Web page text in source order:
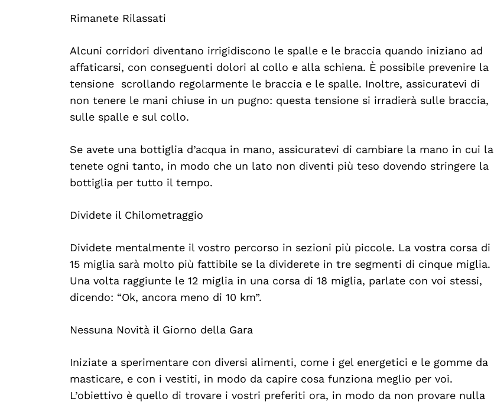
Rimanete Rilassati
Alcuni corridori diventano irrigidiscono le spalle e le braccia quando iniziano ad
affaticarsi, con conseguenti dolori al collo e alla schiena. È possibile prevenire la
tensione scrollando regolarmente le braccia e le spalle. Inoltre, assicuratevi di
non tenere le mani chiuse in un pugno: questa tensione si irradierà sulle braccia,
sulle spalle e sul collo.
Se avete una bottiglia d’acqua in mano, assicuratevi di cambiare la mano in cui la
tenete ogni tanto, in modo che un lato non diventi più teso dovendo stringere la
bottiglia per tutto il tempo.
Dividete il Chilometraggio
Dividete mentalmente il vostro percorso in sezioni più piccole. La vostra corsa di
15 miglia sarà molto più fattibile se la dividerete in tre segmenti di cinque miglia.
Una volta raggiunte le 12 miglia in una corsa di 18 miglia, parlate con voi stessi,
dicendo: “Ok, ancora meno di 10 km”.
Nessuna Novità il Giorno della Gara
Iniziate a sperimentare con diversi alimenti, come i gel energetici e le gomme da
masticare, e con i vestiti, in modo da capire cosa funziona meglio per voi.
L’obiettivo è quello di trovare i vostri preferiti ora, in modo da non provare nulla